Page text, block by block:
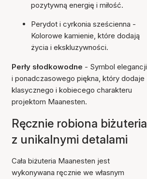
pozytywną energię i miłość.
Perydot i cyrkonia sześcienna -
Kolorowe kamienie, które dodają
życia i ekskluzywności.
Perły słodkowodne - Symbol elegancji
i ponadczasowego piękna, który dodaje
klasycznego i kobiecego charakteru
projektom Maanesten.
Ręcznie robiona biżuteria
z unikalnymi detalami
Cała biżuteria Maanesten jest
wykonywana ręcznie we własnym